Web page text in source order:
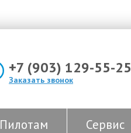
+7 (903) 129-55-25
Заказать звонок
Пилотам Сервис